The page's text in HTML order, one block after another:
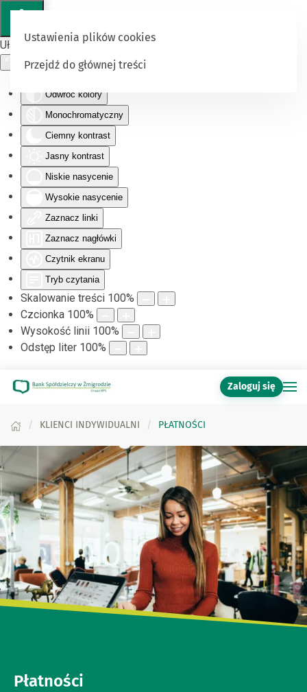
Ułatwienia dostępu
Odwróć kolory
Monochromatyczny
Ciemny kontrast
Jasny kontrast
Niskie nasycenie
Wysokie nasycenie
Zaznacz linki
Zaznacz nagłówki
Czytnik ekranu
Tryb czytania
Skalowanie treści 100%
Czcionka 100%
Wysokość linii 100%
Odstęp liter 100%
Ustawienia plików cookies
Przejdź do głównej treści
Zaloguj się
KLIENCI INDYWIDUALNI PŁATNOŚCI
Płatności